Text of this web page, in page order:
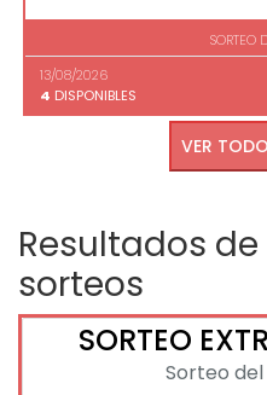
SORTEO
13/08/2026
4 DISPONIBLES
Resultados
sorteos
SORTEO
Sorteo